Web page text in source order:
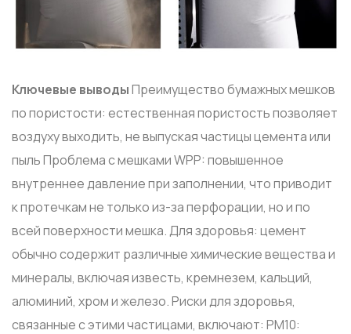
Ключевые выводыПреимущество бумажных мешков
по пористости: естественная пористость позволяет
воздуху выходить, не выпуская частицы цемента или
пыль Проблема с мешками WPP: повышенное
внутреннее давление при заполнении, что приводит
к протечкам не только из-за перфорации, но и по
всей поверхности мешка. Для здоровья: цемент
обычно содержит различные химические вещества и
минералы, включая известь, кремнезем, кальций,
алюминий, хром и железо. Риски для здоровья,
связанные с этими частицами, включают: РМ10: